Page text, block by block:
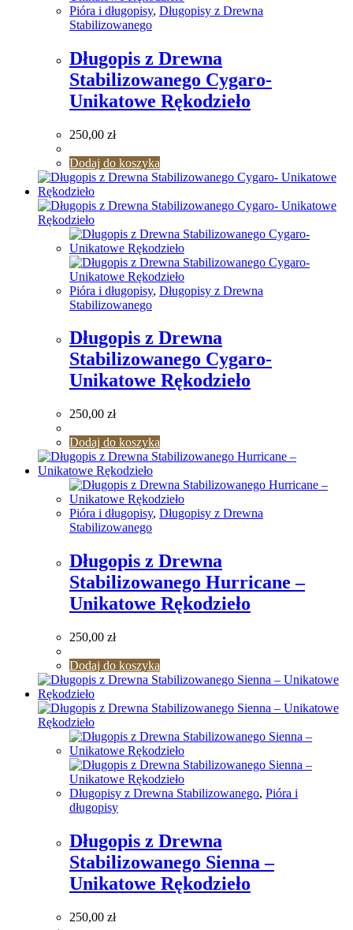
Pióra i długopisy, Długopisy z Drewna
Stabilizowanego
Długopis z Drewna
Stabilizowanego Cygaro-
Unikatowe Rękodzieło
250,00 zł
Dodaj do koszyka
Pióra i długopisy, Długopisy z Drewna
Stabilizowanego
Długopis z Drewna
Stabilizowanego Cygaro-
Unikatowe Rękodzieło
250,00 zł
Dodaj do koszyka
Pióra i długopisy, Długopisy z Drewna
Stabilizowanego
Długopis z Drewna
Stabilizowanego Hurricane –
Unikatowe Rękodzieło
250,00 zł
Dodaj do koszyka
Długopisy z Drewna Stabilizowanego, Pióra i
długopisy
Długopis z Drewna
Stabilizowanego Sienna –
Unikatowe Rękodzieło
250,00 zł